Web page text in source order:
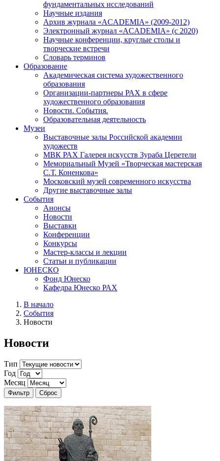
фундаментальных исследований
Научные издания
Архив журнала «ACADEMIA» (2009-2012)
Электронный журнал «ACADEMIA» (с 2020)
Научные конференции, круглые столы и
творческие встречи
Словарь терминов
Образование
Академическая система художественного
образования
Организации-партнеры РАХ в сфере
художественного образования
Новости. События.
Образовательная деятельность
Музеи
Выставочные залы Российской академии
художеств
МВК РАХ Галерея искусств Зураба Церетели
Мемориальный Музей «Творческая мастерская
С.Т. Коненкова»
Московский музей современного искусства
Другие выставочные залы
События
Анонсы
Новости
Выставки
Конференции
Конкурсы
Мастер-классы и лекции
Статьи и публикации
ЮНЕСКО
Фонд Юнеско
Кафедра Юнеско РАХ
В начало
События
Новости
Новости
Тип
Год
Месяц